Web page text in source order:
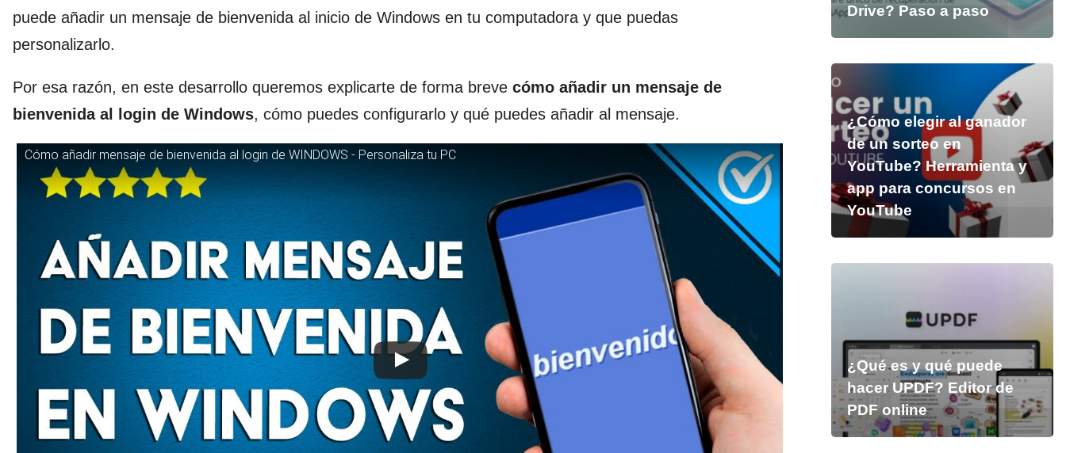
puede añadir un mensaje de bienvenida al inicio de Windows en tu computadora y que puedas
personalizarlo.
Por esa razón, en este desarrollo queremos explicarte de forma breve cómo añadir un mensaje de
bienvenida al login de Windows, cómo puedes configurarlo y qué puedes añadir al mensaje.
Cómo añadir mensaje de bienvenida al login de WINDOWS - Personaliza tu PC
Drive? Paso a paso
¿Cómo elegir al ganador
de un sorteo en
YouTube? Herramienta y
app para concursos en
YouTube
¿Qué es y qué puede
hacer UPDF? Editor de
PDF online